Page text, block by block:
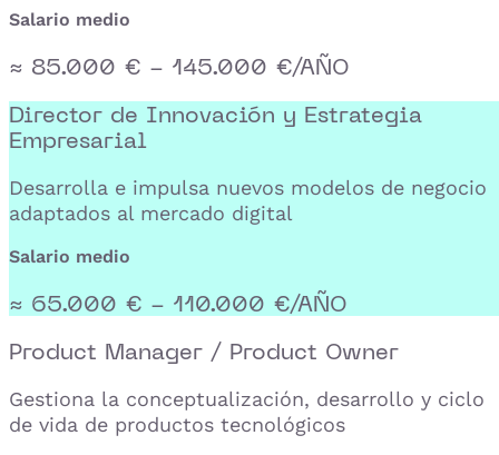
Salario medio
≈ 85.000 € - 145.000 €/AÑO
Director de Innovación y Estrategia
Empresarial
Desarrolla e impulsa nuevos modelos de negocio
adaptados al mercado digital
Salario medio
≈ 65.000 € - 110.000 €/AÑO
Product Manager / Product Owner
Gestiona la conceptualización, desarrollo y ciclo
de vida de productos tecnológicos